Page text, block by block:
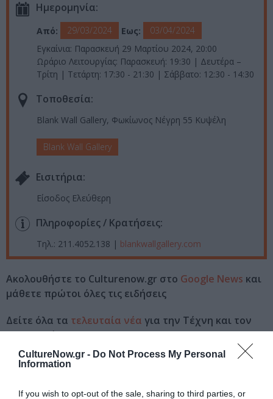
CultureNow.gr - Do Not Process My Personal
Information
If you wish to opt-out of the sale, sharing to third parties, or
Ημερομηνία:
Από: 29/03/2024 Εως:
03/04/2024
Εγκαίνια: Παρασκευή 29 Μαρτίου 2024, 20:00
Ωράριο Λειτουργίας: Παρασκευή: 19:30 | Δευτέρα –
Τρίτη | Τετάρτη: 17:30 - 21:30 | Σάββατο: 12:30 - 14:30
Τοποθεσία:
Blank Wall Gallery, Φωκίωνος Νέγρη 55 Κυψέλη
Blank Wall Gallery
Eισιτήρια:
Είσοδος Ελεύθερη
Πληροφορίες / Κρατήσεις:
Τηλ.: 211.4052.138 | blankwallgallery.com
Ακολουθήστε το Culturenow.gr στο Google News και
μάθετε πρώτοι όλες τις ειδήσεις
Δείτε όλα τα τελευταία νέα για την Τέχνη και τον
Πολιτισμό στοCulturenow.gr
Νέοι Διαγωνισμοί